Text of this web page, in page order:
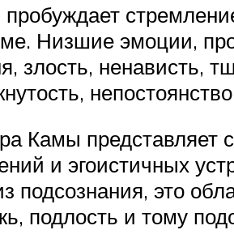
Низшие эмоции,
злость, ненависть,
Камы
и эгоистичных
подсознания, это
подлость и тому